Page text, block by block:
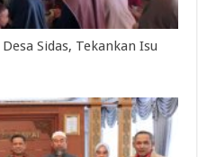
Sidas, Tekankan Isu